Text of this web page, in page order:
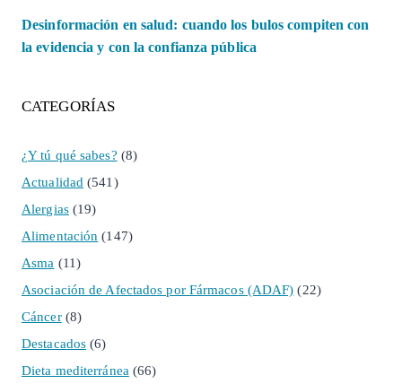
Desinformación en salud: cuando los bulos compiten con
la evidencia y con la confianza pública
CATEGORÍAS
¿Y tú qué sabes? (8)
Actualidad (541)
Alergias(19)
Alimentación (147)
Asma (11)
Asociación de Afectados por Fármacos (ADAF) (22)
Cáncer(8)
Destacados (6)
Dieta mediterránea (66)